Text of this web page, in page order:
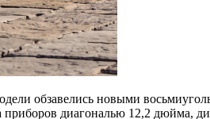
обзавелись новыми
диагональю 12,2 дюйма,